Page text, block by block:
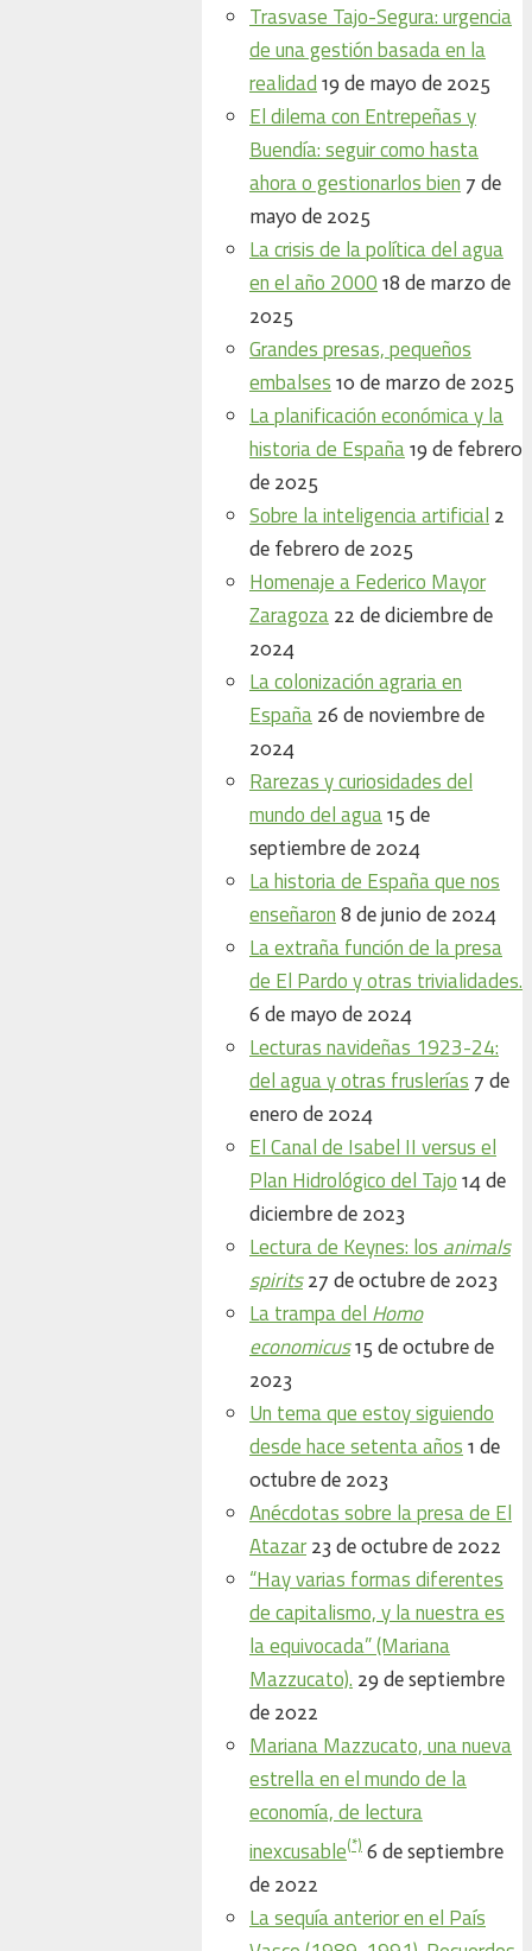
Trasvase Tajo-Segura: urgencia
de una gestión basada en la
realidad 19 de mayo de 2025
El dilema con Entrepeñas y
Buendía: seguir como hasta
ahora o gestionarlos bien 7 de
mayo de 2025
La crisis de la política del agua
en el año 2000 18 de marzo de
2025
Grandes presas, pequeños
embalses 10 de marzo de 2025
La planificación económica y la
historia de España 19 de febrero
de 2025
Sobre la inteligencia artificial 2
de febrero de 2025
Homenaje a Federico Mayor
Zaragoza 22 de diciembre de
2024
La colonización agraria en
España 26 de noviembre de
2024
Rarezas y curiosidades del
mundo del agua 15 de
septiembre de 2024
La historia de España que nos
enseñaron 8 de junio de 2024
La extraña función de la presa
de El Pardo y otras trivialidades.
6 de mayo de 2024
Lecturas navideñas 1923-24:
del agua y otras fruslerías 7 de
enero de 2024
El Canal de Isabel II versus el
Plan Hidrológico del Tajo 14 de
diciembre de 2023
Lectura de Keynes: los animals
spirits 27 de octubre de 2023
La trampa del Homo
economicus 15 de octubre de
2023
Un tema que estoy siguiendo
desde hace setenta años 1 de
octubre de 2023
Anécdotas sobre la presa de El
Atazar 23 de octubre de 2022
“Hay varias formas diferentes
de capitalismo, y la nuestra es
la equivocada” (Mariana
Mazzucato). 29 de septiembre
de 2022
Mariana Mazzucato, una nueva
estrella en el mundo de la
economía, de lectura
inexcusable(*) 6 de septiembre
de 2022
La sequía anterior en el País